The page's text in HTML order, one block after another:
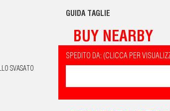
SVASATO
GUIDA TAGLIE
BUY NEARBY
SPEDITO DA: (CLICCA PER